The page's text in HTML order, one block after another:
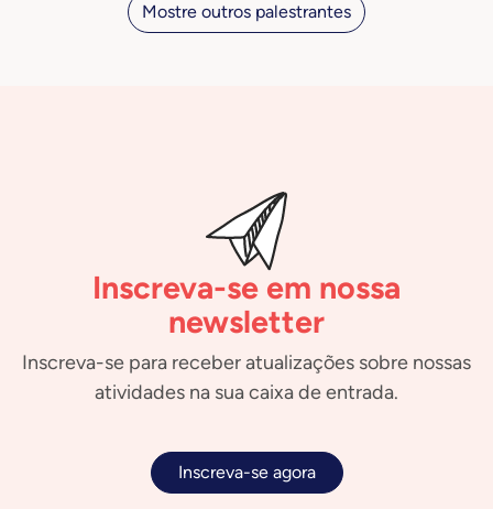
Mostre outros palestrantes
Inscreva-se em nossa
newsletter
Inscreva-se para receber atualizações sobre nossas
atividades na sua caixa de entrada.
Inscreva-se agora